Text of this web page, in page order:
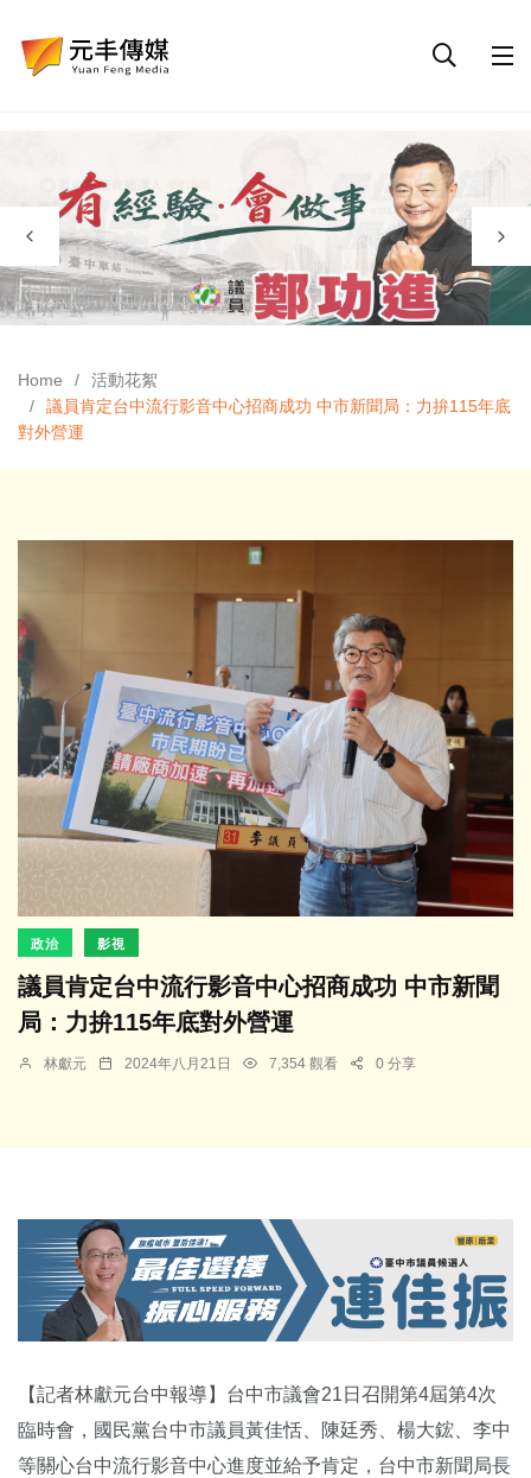
Home
活動花絮
議員肯定台中流行影音中心招商成功 中市新聞局：力拚115年底
對外營運
政治 影視
議員肯定台中流行影音中心招商成功 中市新聞
局：力拚115年底對外營運
林獻元 2024年八月21日 7,354 觀看 0 分享
【記者林獻元台中報導】台中市議會21日召開第4屆第4次
臨時會，國民黨台中市議員黃佳恬、陳廷秀、楊大鋐、李中
等關心台中流行影音中心進度並給予肯定，台中市新聞局長